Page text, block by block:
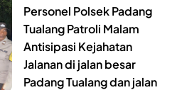
Personel Polsek Padang
Tualang Patroli Malam
Antisipasi Kejahatan
Jalanan di jalan besar
Padang Tualang dan jalan